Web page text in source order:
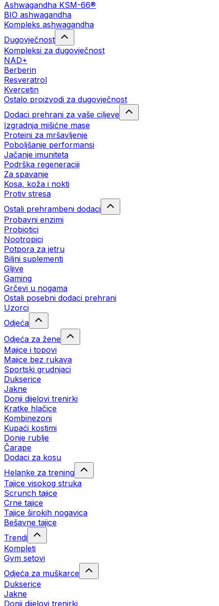
Ashwagandha KSM-66®
BIO ashwagandha
Kompleks ashwagandha
Dugovječnost
Kompleksi za dugovječnost
NAD+
Berberin
Resveratrol
Kvercetin
Ostalo proizvodi za dugovječnost
Dodaci prehrani za vaše ciljeve
Izgradnja mišićne mase
Proteini za mršavljenje
Poboljšanje performansi
Jačanje imuniteta
Podrška regeneraciji
Za spavanje
Kosa, koža i nokti
Protiv stresa
Ostali prehrambeni dodaci
Probavni enzimi
Probiotici
Nootropici
Potpora za jetru
Biljni suplementi
Gljive
Gaming
Grčevi u nogama
Ostali posebni dodaci prehrani
Uzorci
Odjeća
Odjeća za žene
Majice i topovi
Majice bez rukava
Sportski grudnjaci
Dukserice
Jakne
Donji dijelovi trenirki
Kratke hlačice
Kombinezoni
Kupaći kostimi
Donje rublje
Čarape
Dodaci za kosu
Helanke za trening
Tajice visokog struka
Scrunch tajice
Crne tajice
Tajice širokih nogavica
Bešavne tajice
Trendi
Kompleti
Gym setovi
Odjeća za muškarce
Dukserice
Jakne
Donji dijelovi trenirki